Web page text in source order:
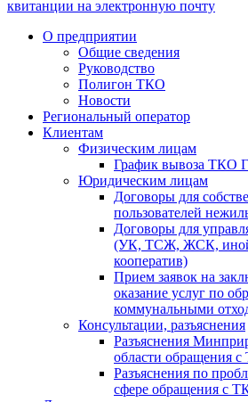
квитанции на электронную почту
О предприятии
Общие сведения
Руководство
Полигон ТКО
Новости
Региональный оператор
Клиентам
Физическим лицам
График вывоза ТКО
Юридическим лицам
Договоры для
пользователей
Договоры для
(УК, ТСЖ, ЖСК, иной
кооператив)
Прием заявок на
оказание услуг по
коммунальными
Консультации, разъяснения
Разъяснения
области обращения
Разъяснения по
сфере обращения с